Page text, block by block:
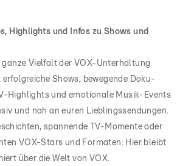
Highlights und Infos zu Shows und
ganze Vielfalt der VOX-Unterhaltung
Shows, bewegende Doku-
Highlights und emotionale Musik-Events
und nah an euren Lieblingssendungen.
spannende TV-Momente oder
VOX-Stars und Formaten: Hier bleibt
über die Welt von VOX.